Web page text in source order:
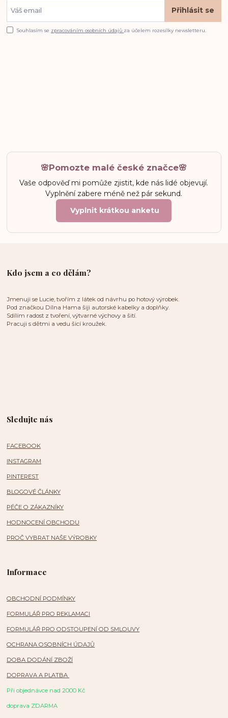
Přihlásit se
Souhlasím se zpracováním osobních údajů za účelem rozesílky newsletteru.
🌸Pomozte malé české značce🌸
Vaše odpověď mi pomůže zjistit, kde nás lidé objevují.
Vyplnění zabere méně než pár sekund.
Vyplnit krátkou anketu
Kdo jsem a co dělám?
Jmenuji se Lucie, tvořím z látek od návrhu po hotový výrobek.
Pod značkou Dílna Hama šiji autorské kabelky a doplňky.
Sdílím radost z tvoření, výtvarné výchovy a šití.
Pracuji s dětmi a vedu šicí kroužek.
Sledujte nás
FACEBOOK
INSTAGRAM
PINTEREST
BLOGOVÉ ČLÁNKY
PÉČE O ZÁKAZNÍKY
HODNOCENÍ OBCHODU
PROČ VYBRAT NAŠE VÝROBKY
Informace
OBCHODNÍ PODMÍNKY
FORMULÁŘ PRO REKLAMACI
FORMULÁŘ PRO ODSTOUPENÍ OD SMLOUVY
OCHRANA OSOBNÍCH ÚDAJŮ
DOBA DODÁNÍ ZBOŽÍ
DOPRAVA A PLATBA
Při objednávce nad 2000 Kč
doprava ZDARMA